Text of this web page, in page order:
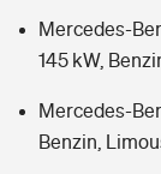
Mercedes-
145 kW,
Mercedes-
Benzin,